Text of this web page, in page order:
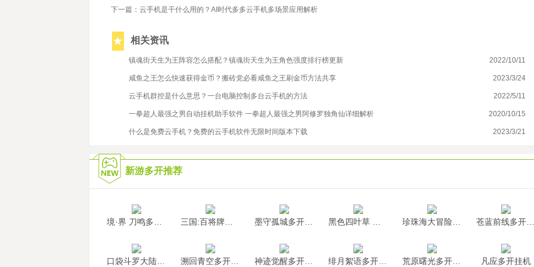
下一篇：云手机是干什么用的？AI时代多多云手机多场景应用解析
相关资讯
镇魂街天生为王阵容怎么搭配？镇魂街天生为王角色强度排行榜更新 2022/10/11
咸鱼之王怎么快速获得金币？搬砖党必看咸鱼之王刷金币方法共享 2023/3/24
云手机群控是什么意思？一台电脑控制多台云手机的方法 2022/5/11
一拳超人最强之男自动挂机助手软件 一拳超人最强之男阿修罗独角仙详细解析 2020/10/15
什么是免费云手机？免费的云手机软件无限时间版本下载 2023/3/21
新游多开推荐
凡应多开挂机